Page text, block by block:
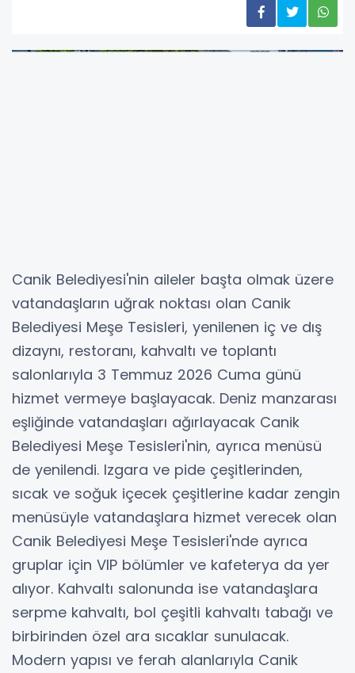
Canik Belediyesi'nin aileler başta olmak üzere
vatandaşların uğrak noktası olan Canik
Belediyesi Meşe Tesisleri, yenilenen iç ve dış
dizaynı, restoranı, kahvaltı ve toplantı
salonlarıyla 3 Temmuz 2026 Cuma günü
hizmet vermeye başlayacak. Deniz manzarası
eşliğinde vatandaşları ağırlayacak Canik
Belediyesi Meşe Tesisleri'nin, ayrıca menüsü
de yenilendi. Izgara ve pide çeşitlerinden,
sıcak ve soğuk içecek çeşitlerine kadar zengin
menüsüyle vatandaşlara hizmet verecek olan
Canik Belediyesi Meşe Tesisleri'nde ayrıca
gruplar için VIP bölümler ve kafeterya da yer
alıyor. Kahvaltı salonunda ise vatandaşlara
serpme kahvaltı, bol çeşitli kahvaltı tabağı ve
birbirinden özel ara sıcaklar sunulacak.
Modern yapısı ve ferah alanlarıyla Canik